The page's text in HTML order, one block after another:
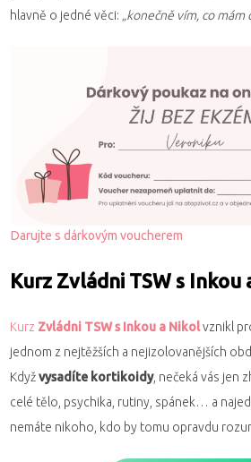
hlavně o jedné věci: „konečně vím, co mám
Darujte s dárkovým voucherem
Kurz Zvládni TSW s Inkou
Kurz Zvládni TSW s Inkou a Nikolvznikl
jednom z nejtěžších a nejizolovanějších
Kdyžvysadíte kortikoidy, nečeká vás jen
celé tělo, psychika, rutiny, spánek… a
nemáte nikoho, kdo by tomu opravdu